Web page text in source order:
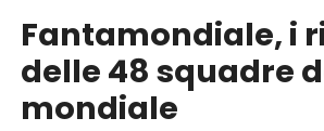
Fantamondiale, i
delle 48 squadre
mondiale